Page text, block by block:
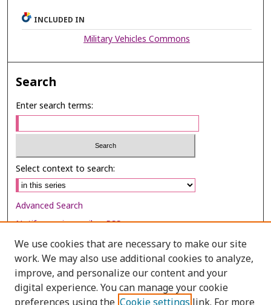
INCLUDED IN
Military Vehicles Commons
Search
Enter search terms:
Select context to search:
Advanced Search
Notify me via email orRSS
Browse
Collections
Disciplines
We use cookies that are necessary to make our site
work. We may also use additional cookies to analyze,
improve, and personalize our content and your
digital experience. You can manage your cookie